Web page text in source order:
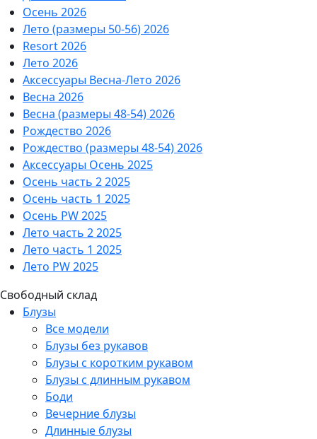
Осень 2026
Лето (размеры 50-56) 2026
Resort 2026
Лето 2026
Аксессуары Весна-Лето 2026
Весна 2026
Весна (размеры 48-54) 2026
Рождество 2026
Рождество (размеры 48-54) 2026
Аксессуары Осень 2025
Осень часть 2 2025
Осень часть 1 2025
Осень PW 2025
Лето часть 2 2025
Лето часть 1 2025
Лето PW 2025
Свободный склад
Блузы
Все модели
Блузы без рукавов
Блузы с коротким рукавом
Блузы с длинным рукавом
Боди
Вечерние блузы
Длинные блузы